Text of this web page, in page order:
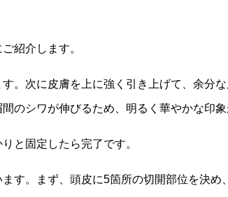
紹介します。
。次に皮膚を上に強く引き上げて、余分
のシワが伸びるため、明るく華やかな印象
と固定したら完了です。
す。まず、頭皮に5箇所の切開部位を決め